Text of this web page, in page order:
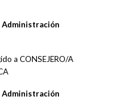
Administración
a CONSEJERO/A
Administración